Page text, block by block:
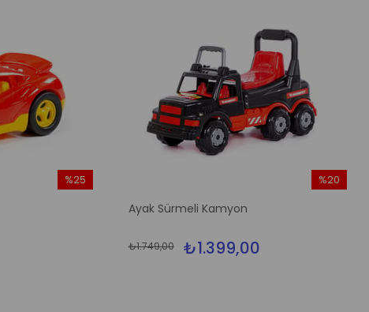
%25
Ayak Sürmeli Kamyon
₺1.399,00
₺1.749,00
%20